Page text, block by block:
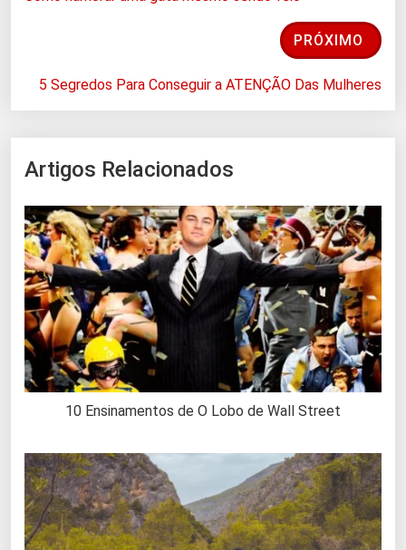
PRÓXIMO
5 Segredos Para Conseguir a ATENÇÃO Das Mulheres
Artigos Relacionados
10 Ensinamentos de O Lobo de Wall Street